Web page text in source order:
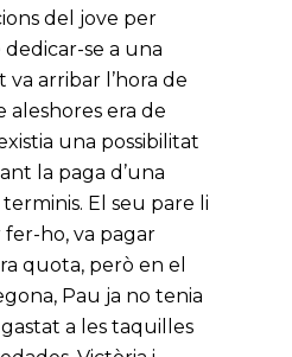
del jove per
se a una
va arribar l’hora de
aleshores era de
una possibilitat
la paga d’una
El seu pare li
ho, va pagar
quota, però en el
Pau ja no tenia
gastat a les taquilles